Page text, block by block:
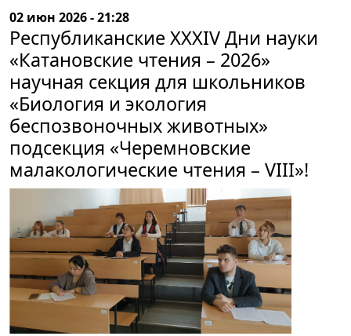
02 июн 2026 - 21:28
Республиканские XXXIV Дни науки
«Катановские чтения – 2026»
научная секция для школьников
«Биология и экология
беспозвоночных животных»
подсекция «Черемновские
малакологические чтения – VIII»!